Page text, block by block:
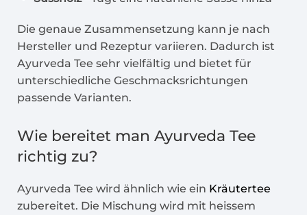
Die genaue Zusammensetzung kann je nach
Hersteller und Rezeptur variieren. Dadurch ist
Ayurveda Tee sehr vielfältig und bietet für
unterschiedliche Geschmacksrichtungen
passende Varianten.
Wie bereitet man Ayurveda Tee
richtig zu?
Ayurveda Tee wird ähnlich wie ein Kräutertee
zubereitet. Die Mischung wird mit heissem